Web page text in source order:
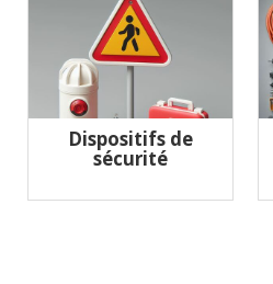
Dispositifs de
sécurité